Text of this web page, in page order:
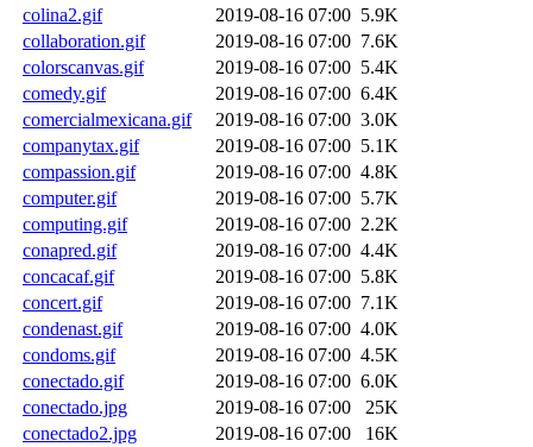
colina2.gif
2019-08-16 07:00 5.9K
collaboration.gif
2019-08-16 07:00 7.6K
colorscanvas.gif
2019-08-16 07:00 5.4K
comedy.gif
2019-08-16 07:00 6.4K
comercialmexicana.gif
2019-08-16 07:00 3.0K
companytax.gif
2019-08-16 07:00 5.1K
compassion.gif
2019-08-16 07:00 4.8K
computer.gif
2019-08-16 07:00 5.7K
computing.gif
2019-08-16 07:00 2.2K
conapred.gif
2019-08-16 07:00 4.4K
concacaf.gif
2019-08-16 07:00 5.8K
concert.gif
2019-08-16 07:00 7.1K
condenast.gif
2019-08-16 07:00 4.0K
condoms.gif
2019-08-16 07:00 4.5K
conectado.gif
2019-08-16 07:00 6.0K
conectado.jpg
2019-08-16 07:00
25K
conectado2.jpg
2019-08-16 07:00
16K